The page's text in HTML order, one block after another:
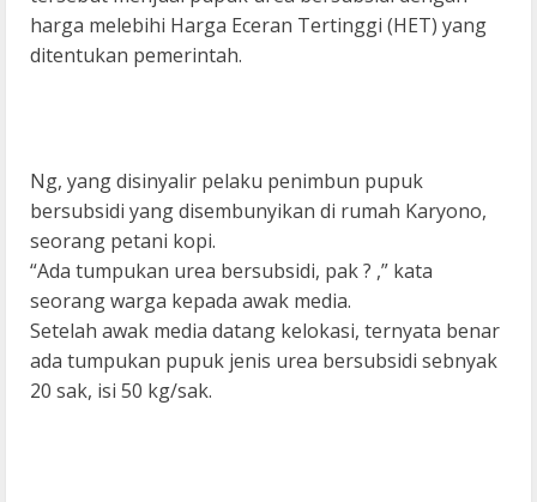
harga melebihi Harga Eceran Tertinggi (HET) yang
ditentukan pemerintah.
Ng, yang disinyalir pelaku penimbun pupuk
bersubsidi yang disembunyikan di rumah Karyono,
seorang petani kopi.
“Ada tumpukan urea bersubsidi, pak ? ,” kata
seorang warga kepada awak media.
Setelah awak media datang kelokasi, ternyata benar
ada tumpukan pupuk jenis urea bersubsidi sebnyak
20 sak, isi 50 kg/sak.